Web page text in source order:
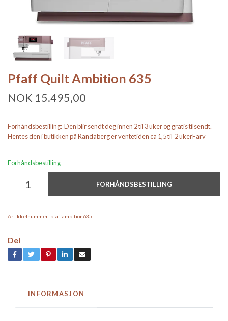
Pfaff Quilt Ambition 635
NOK 15.495,00
Forhåndsbestilling: Den blir sendt deg innen 2 til 3 uker og gratis tilsendt.
Hentes den i butikken på Randaberg er ventetiden ca 1,5 til 2 ukerFarv
Forhåndsbestilling
FORHÅNDSBESTILLING
Artikkelnummer: pfaffambition635
Del
INFORMASJON